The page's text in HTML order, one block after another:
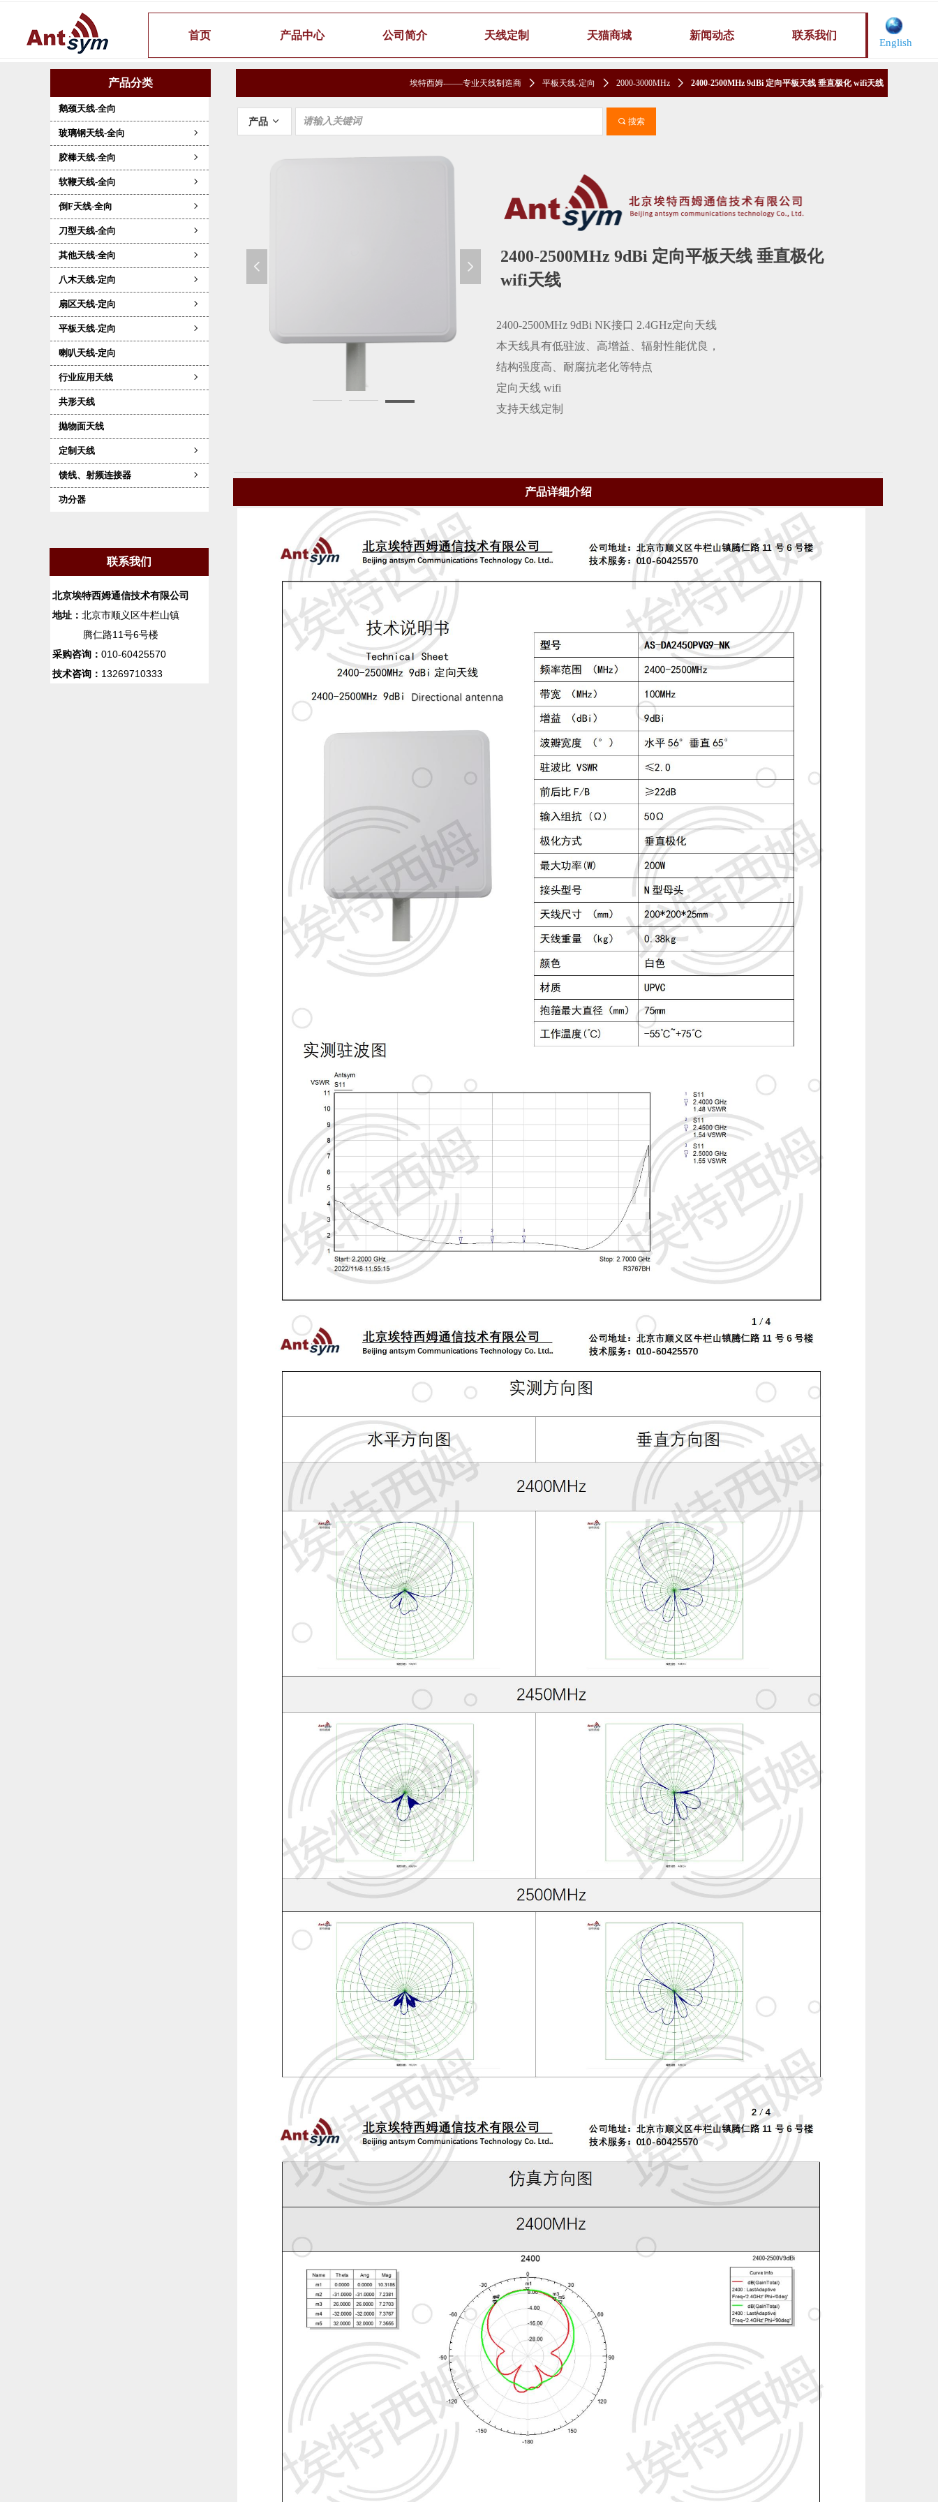
首页 产品中心 公司简介 天线定制 天猫商城 新闻动态 联系我们
English
鹅颈天线-全向
ꁇ
玻璃钢天线-全向
ꁇ
胶棒天线-全向
ꁇ
软鞭天线-全向
ꁇ
倒F天线-全向
ꁇ
刀型天线-全向
ꁇ
其他天线-全向
ꁇ
八木天线-定向
ꁇ
扇区天线-定向
ꁇ
平板天线-定向
喇叭天线-定向
ꁇ
行业应用天线
共形天线
抛物面天线
ꁇ
定制天线
ꁇ
馈线、射频连接器
功分器
产品分类 埃特西姆-——专业天线制造商 ꄲ 平板天线-定向 ꄲ 2000-3000MHz ꄲ 2400-2500MHz 9dBi 定向平板天线 垂直极化 wifi天线
联系我们
北京埃特西姆通信技术有限公司
地址： 北京市顺义区牛栏山镇
腾仁路11号6号楼
采购咨询： 010-60425570
技术咨询： 13269710333
2400-2500MHz 9dBi 定向平板天线 垂直极化
wifi天线
2400-2500MHz 9dBi NK接口 2.4GHz定向天线
本天线具有低驻波、高增益、辐射性能优良，
结构强度高、耐腐抗老化等特点
定向天线 wifi
支持天线定制
넳 넲
产品详细介绍
끠 搜索
产品 ꀁ